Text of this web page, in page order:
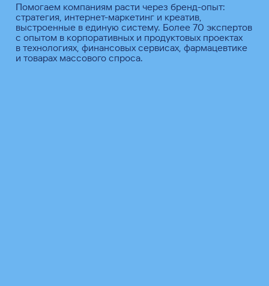
Помогаем компаниям расти через бренд-опыт:
стратегия, интернет-маркетинг и креатив,
выстроенные в единую систему. Более 70 экспертов
с опытом в корпоративных и продуктовых проектах
в технологиях, финансовых сервисах, фармацевтике
и товарах массового спроса.